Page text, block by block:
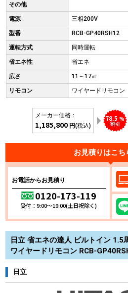
その他
電源 三相200V
型番 RCB-GP40RSH12
運転方式 同時運転
省エネ性 省エネ
広さ 11～17㎡
リモコン ワイヤードリモコン
メーカー価格：
1,185,800 円(税込)
78.5 %
割引
お見積りはこち
お電話からお見積り
0120-173-119
受付：9:00～19:00(土日祝除く)
日立 省エネの達人 ビルトイン
ワイヤードリモコン RCB-
日立